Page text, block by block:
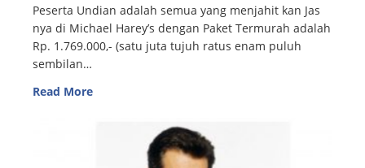
Peserta Undian adalah semua yang menjahit kan Jas
nya di Michael Harey’s dengan Paket Termurah adalah
Rp. 1.769.000,- (satu juta tujuh ratus enam puluh
sembilan…
Read More